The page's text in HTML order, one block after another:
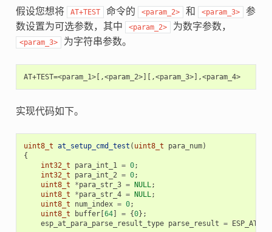
假设您想将 AT+TEST 命令的 <param_2> 和 <param_3>
参
数设置为可选参数，其中
<param_2> 为数字参数，
<param_3> 为字符串参数。
AT+TEST=<param_1>[,<param_2>][,<param_3>],<param_4>
实现代码如下。
uint8_t at_setup_cmd_test ( uint8_t para_num)
{
int32_t
para_int_1 = 0;
int32_t
para_int_2 = 0;
uint8_t
*para_str_3 = NULL;
uint8_t
*para_str_4 = NULL;
uint8_t
num_index = 0;
uint8_t
buffer[64] = {0};
esp_at_para_parse_result_type parse_result =